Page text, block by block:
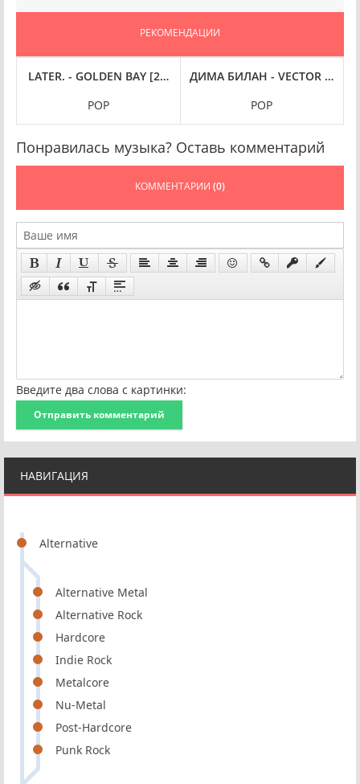
НАВИГАЦИЯ
Alternative
Alternative Metal
Alternative Rock
Hardcore
Indie Rock
Metalcore
Nu-Metal
Post-Hardcore
Punk Rock
РЕКОМЕНДАЦИИ
FLAC
[24-BIT HI-RES] (2025) FLAC
LATER. - GOLDEN BAY [24-BIT HI-RES] (2025) FLAC
POP
ДИМА БИЛАН - VECTOR V
РОР
Понравилась музыка? Оставь комментарий
КОММЕНТАРИИ (0)
Введите два слова с картинки:
Отправить комментарий